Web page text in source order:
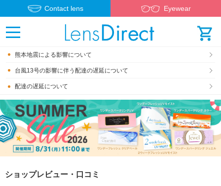
Contact lens Eyewear
熊本地震による影響について
台風13号の影響に伴う配達の遅延について
配達の遅延について
ショップレビュー・口コミ